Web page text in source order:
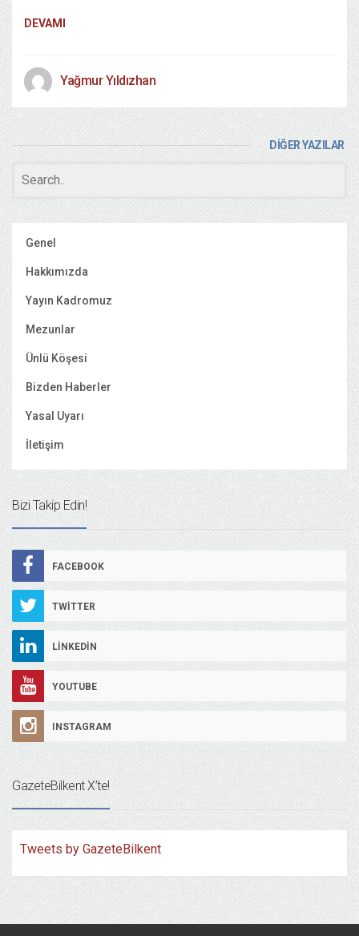
DEVAMI
Yağmur Yıldızhan
DİĞER YAZILAR
Genel
Hakkımızda
Yayın Kadromuz
Mezunlar
Ünlü Köşesi
Bizden Haberler
Yasal Uyarı
İletişim
Bizi Takip Edin!
FACEBOOK
TWITTER
LINKEDIN
YOUTUBE
INSTAGRAM
GazeteBilkent X’te!
Tweets by GazeteBilkent